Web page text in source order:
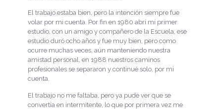
El trabajo estaba bien, pero la intención siempre fue
volar por mi cuenta. Por fin en 1980 abrí mi primer
estudio, con un amigo y compañero de la Escuela, ese
estudio duró ocho años y fue muy bien, pero como
ocurre muchas veces, aún manteniendo nuestra
amistad personal, en 1988 nuestros caminos
profesionales se separaron y continué solo, por mi
cuenta.
El trabajo no me faltaba, pero ya pude ver que se
convertía en intermitente, lo que por primera vez me